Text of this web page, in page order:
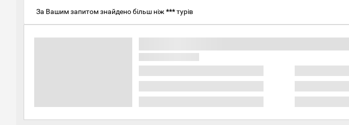
За Вашим запитом знайдено більш ніж ***турів